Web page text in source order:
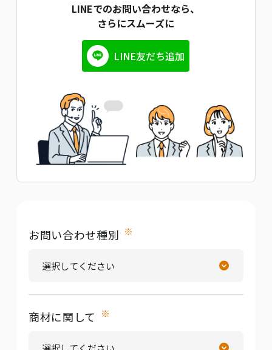
LINEでのお問い合わせなら、
さらにスムーズに
LINE友だち追加
お問い合わせ種別 ※
商材に関して ※